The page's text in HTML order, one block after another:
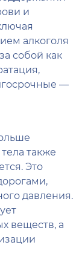
и
алкоголя
собой как
—
также
Это
давления.
веществ, а